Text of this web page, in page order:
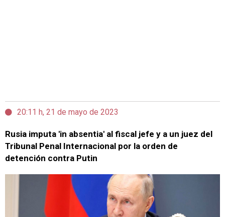
20:11 h, 21 de mayo de 2023
Rusia imputa 'in absentia' al fiscal jefe y a un juez del
Tribunal Penal Internacional por la orden de
detención contra Putin